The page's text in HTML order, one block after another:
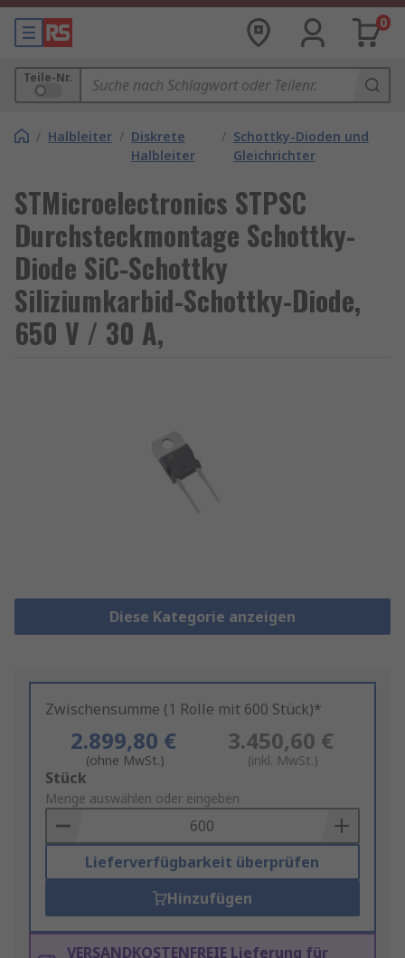
0
Teile-Nr.
/ Halbleiter / Diskrete
Halbleiter
/ Schottky-Dioden und
Gleichrichter
STMicroelectronics STPSC
Durchsteckmontage Schottky-
Diode SiC-Schottky
Siliziumkarbid-Schottky-Diode,
650 V / 30 A,
Diese Kategorie anzeigen
Zwischensumme (1 Rolle mit 600 Stück)*
2.899,80 €
(ohne MwSt.)
3.450,60 €
(inkl. MwSt.)
Add
to
Basket
Stück
Menge auswählen oder eingeben
Lieferverfügbarkeit überprüfen
Hinzufügen
VERSANDKOSTENFREIE Lieferung für